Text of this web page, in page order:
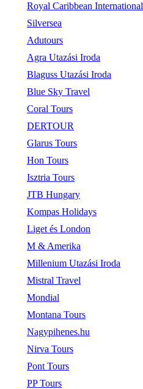
Royal Caribbean International
Silversea
Adutours
Agra Utazási Iroda
Blaguss Utazási Iroda
Blue Sky Travel
Coral Tours
DERTOUR
Glarus Tours
Hon Tours
Isztria Tours
JTB Hungary
Kompas Holidays
Liget és London
M & Amerika
Millenium Utazási Iroda
Mistral Travel
Mondial
Montana Tours
Nagypihenes.hu
Nirva Tours
Pont Tours
PP Tours